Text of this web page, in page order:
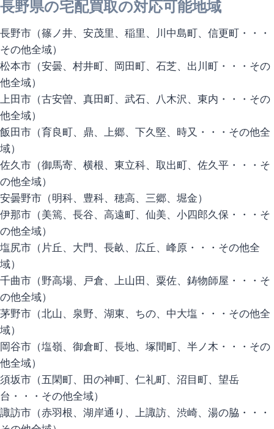
長野県の宅配買取の対応可能地域
長野市（篠ノ井、安茂里、稲里、川中島町、信更町・・・
その他全域）
松本市（安曇、村井町、岡田町、石芝、出川町・・・その
他全域）
上田市（古安曽、真田町、武石、八木沢、東内・・・その
他全域）
飯田市（育良町、鼎、上郷、下久堅、時又・・・その他全
域）
佐久市（御馬寄、横根、東立科、取出町、佐久平・・・そ
の他全域）
安曇野市（明科、豊科、穂高、三郷、堀金）
伊那市（美篶、長谷、高遠町、仙美、小四郎久保・・・そ
の他全域）
塩尻市（片丘、大門、長畝、広丘、峰原・・・その他全
域）
千曲市（野高場、戸倉、上山田、粟佐、鋳物師屋・・・そ
の他全域）
茅野市（北山、泉野、湖東、ちの、中大塩・・・その他全
域）
岡谷市（塩嶺、御倉町、長地、塚間町、半ノ木・・・その
他全域）
須坂市（五閑町、田の神町、仁礼町、沼目町、望岳
台・・・その他全域）
諏訪市（赤羽根、湖岸通り、上諏訪、渋崎、湯の脇・・・